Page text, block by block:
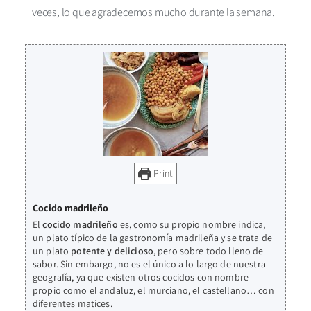
veces, lo que agradecemos mucho durante la semana.
Print
Cocido madrileño
Elcocido madrileño es, como su propio nombre indica,
un plato típico de la gastronomía madrileña y se trata de
un plato potente y delicioso, pero sobre todo lleno de
sabor. Sin embargo, no es el único a lo largo de nuestra
geografía, ya que existen otros cocidos con nombre
propio como el andaluz, el murciano, el castellano… con
diferentes matices.